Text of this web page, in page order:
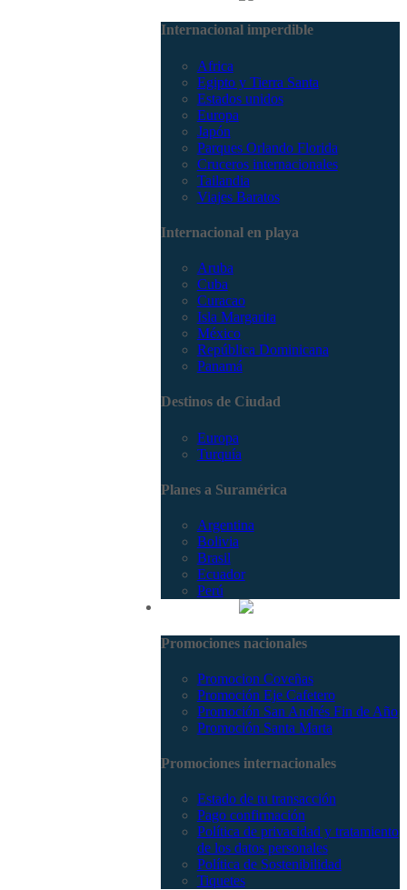
Internacional imperdible
Africa
Egipto y Tierra Santa
Estados unidos
Europa
Japón
Parques Orlando Florida
Cruceros internacionales
Tailandia
Viajes Baratos
Internacional en playa
Aruba
Cuba
Curacao
Isla Margarita
México
República Dominicana
Panamá
Destinos de Ciudad
Europa
Turquía
Planes a Suramérica
Argentina
Bolivia
Brasil
Ecuador
Perú
Promociones nacionales
Promocion Coveñas
Promoción Eje Cafetero
Promoción San Andrés Fin de Año
Promoción Santa Marta
Promociones internacionales
Estado de tu transacción
Pago confirmación
Política de privacidad y tratamiento
de los datos personales
Política de Sostenibilidad
Tiquetes